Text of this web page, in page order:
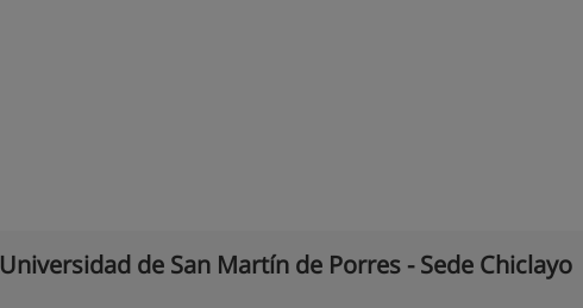
Universidad de San Martín de Porres - Sede Chiclayo